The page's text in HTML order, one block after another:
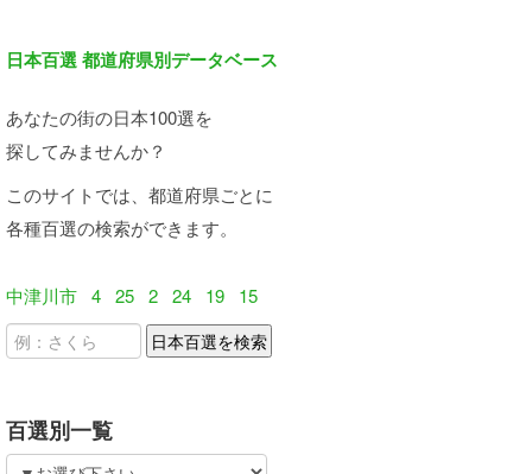
日本百選 都道府県別データベース
あなたの街の日本100選を
探してみませんか？
このサイトでは、都道府県ごとに
各種百選の検索ができます。
中津川市 4 25 2 24 19 15
百選別一覧